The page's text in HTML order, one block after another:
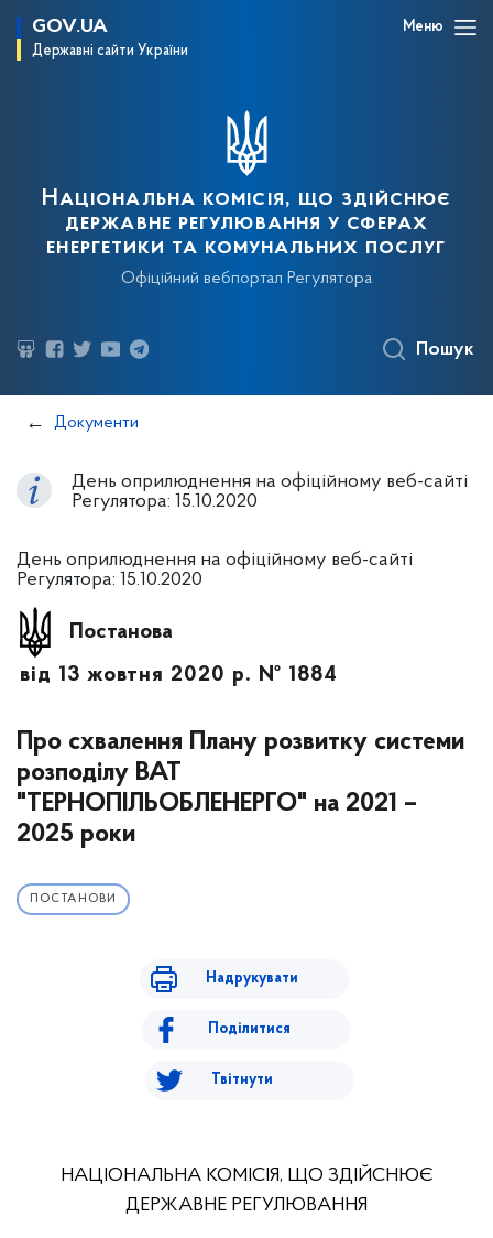
GOV.UA
Державні сайти України
Меню
Національна комісія, що здійснює
державне регулювання у сферах
енергетики та комунальних послуг
Офіційний вебпортал Регулятора
Пошук
Документи
День оприлюднення на офіційному веб-сайті
Регулятора: 15.10.2020
День оприлюднення на офіційному веб-сайті
Регулятора: 15.10.2020
Постанова
від 13 жовтня 2020 р. № 1884
Про схвалення Плану розвитку системи
розподілу ВАТ
"ТЕРНОПІЛЬОБЛЕНЕРГО" на 2021 –
2025 роки
ПОСТАНОВИ
Надрукувати
Поділитися
Твітнути
НАЦІОНАЛЬНА КОМІСІЯ, ЩО ЗДІЙСНЮЄ
ДЕРЖАВНЕ РЕГУЛЮВАННЯ